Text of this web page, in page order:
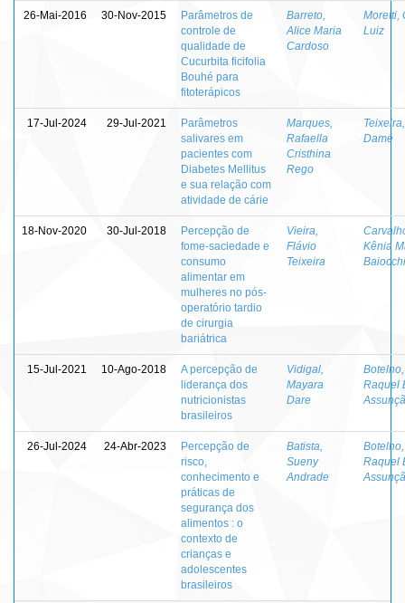
26-Mai-2016 30-Nov-2015
Parâmetros de
controle de
qualidade de
Cucurbita ficifolia
Bouhé para
fitoterápicos
Barreto,
Alice Maria
Cardoso
Moretti,
Luiz
17-Jul-2024 29-Jul-2021
Parâmetros
salivares em
pacientes com
Diabetes Mellitus
e sua relação com
atividade de cárie
Marques,
Rafaella
Cristhina
Rego
Damé
18-Nov-2020 30-Jul-2018
Percepção de
fome-saciedade e
consumo
alimentar em
mulheres no pós-
operatório tardio
de cirurgia
bariátrica
Vieira,
Flávio
Teixeira
Kênia
15-Jul-2021 10-Ago-2018
A percepção de
liderança dos
nutricionistas
brasileiros
Vidigal,
Mayara
Dare
Botelho,
Raquel
26-Jul-2024 24-Abr-2023
Percepção de
risco,
conhecimento e
práticas de
segurança dos
alimentos : o
contexto de
crianças e
adolescentes
brasileiros
Batista,
Sueny
Andrade
Botelho,
Raquel